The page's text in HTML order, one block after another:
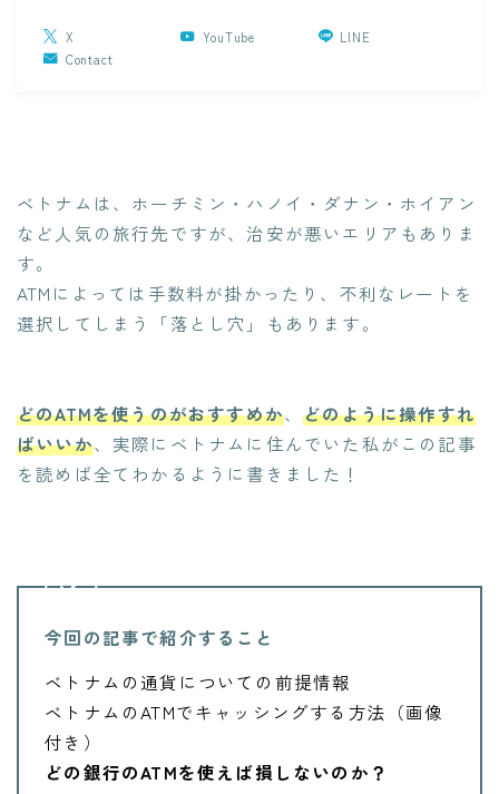
X YouTube
LINE
Contact
ベトナムは、ホーチミン・ハノイ・ダナン・ホイアン
など人気の旅行先ですが、治安が悪いエリアもありま
す。
ATMによっては手数料が掛かったり、不利なレートを
選択してしまう「落とし穴」もあります。
どのATMを使うのがおすすめか、どのように操作すれ
ばいいか、実際にベトナムに住んでいた私がこの記事
を読めば全てわかるように書きました！
今回の記事で紹介すること
ベトナムの通貨についての前提情報
ベトナムのATMでキャッシングする方法（画像
付き）
どの銀行のATMを使えば損しないのか？